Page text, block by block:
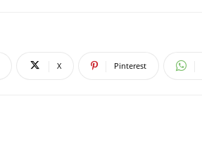
X Pinterest